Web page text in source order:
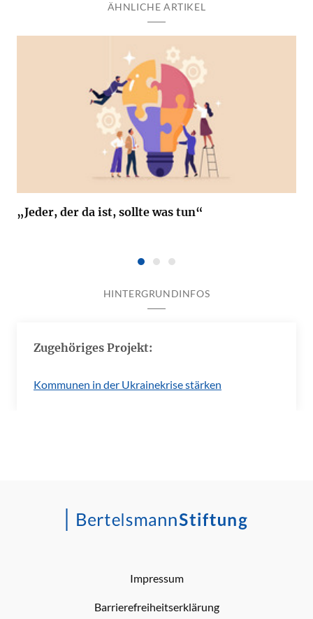
ÄHNLICHE ARTIKEL
„Jeder, der da ist, sollte was tun“
HINTERGRUNDINFOS
Zugehöriges Projekt:
Kommunen in der Ukrainekrise stärken
Impressum
Barrierefreiheitserklärung